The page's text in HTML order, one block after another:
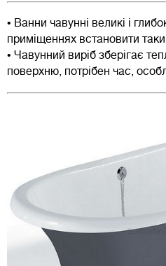
• Ванни чавунні великі і
приміщеннях встановити
• Чавунний виріб зберігає
поверхню, потрібен час,